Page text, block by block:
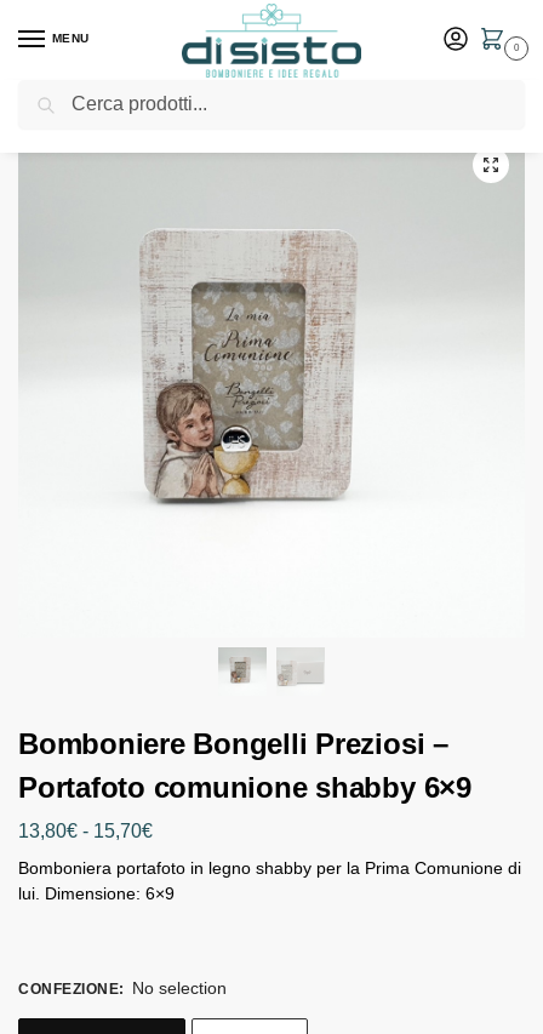
MENU
0
Home Shop Bomboniere
Bomboniere Bongelli Preziosi –
Portafoto comunione shabby 6×9
13,80€ - 15,70€
Bomboniera portafoto in legno shabby per la Prima Comunione di
lui. Dimensione: 6×9
CONFEZIONE: No selection